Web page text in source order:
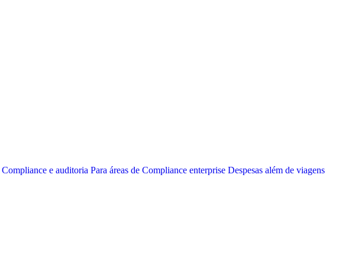
Compliance e auditoria Para áreas de Compliance enterprise Despesas além de viagens